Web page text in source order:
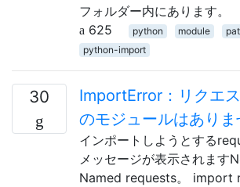
フォルダー内にあります。
625
python module
python-import
30
ImportError：リクエ
のモジュールはありま
インポートしようとする
メッセージが表示されます
Named requests。 import